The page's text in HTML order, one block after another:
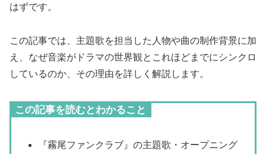
はずです。
この記事では、主題歌を担当した人物や曲の制作背景に加
え、なぜ音楽がドラマの世界観とこれほどまでにシンクロ
しているのか、その理由を詳しく解説します。
この記事を読むとわかること
『霧尾ファンクラブ』の主題歌・オープニング